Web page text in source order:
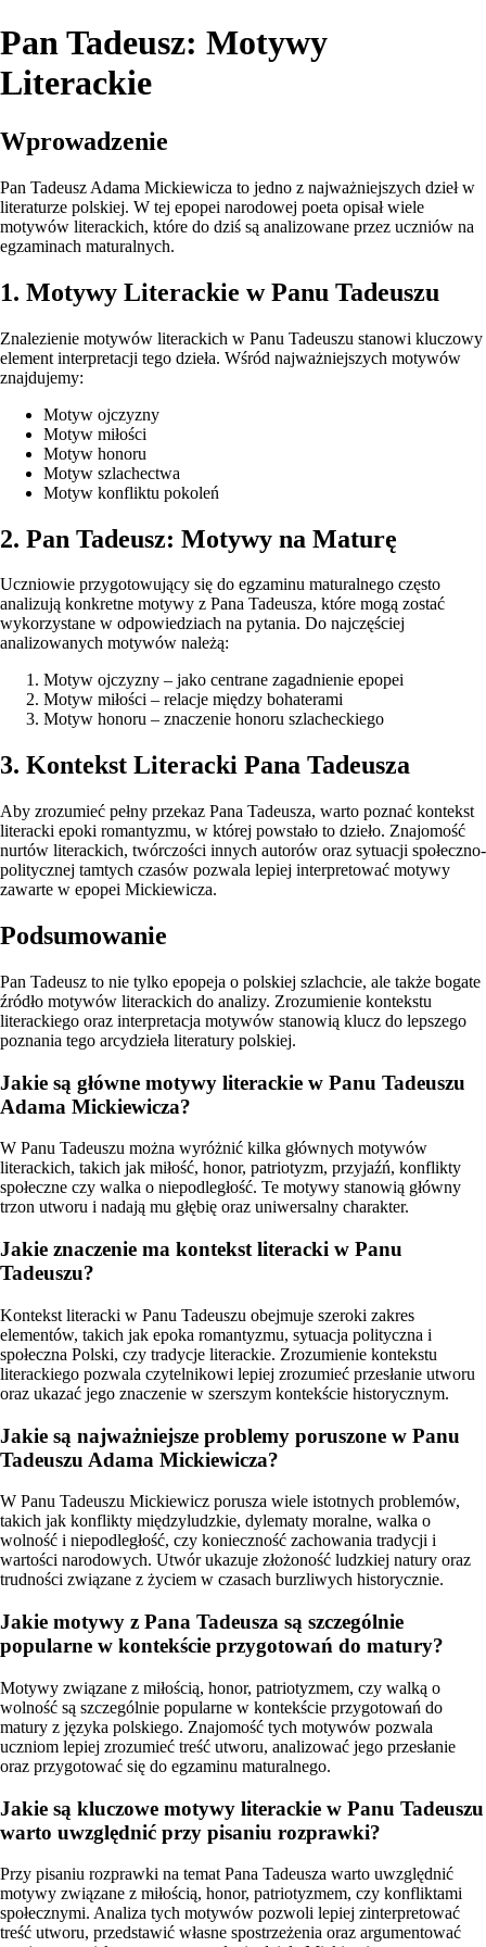
Pan Tadeusz: Motywy
Literackie
Wprowadzenie
Pan Tadeusz Adama Mickiewicza to jedno z najważniejszych dzieł w
literaturze polskiej. W tej epopei narodowej poeta opisał wiele
motywów literackich, które do dziś są analizowane przez uczniów na
egzaminach maturalnych.
1. Motywy Literackie w Panu Tadeuszu
Znalezienie motywów literackich w Panu Tadeuszu stanowi kluczowy
element interpretacji tego dzieła. Wśród najważniejszych motywów
znajdujemy:
Motyw ojczyzny
Motyw miłości
Motyw honoru
Motyw szlachectwa
Motyw konfliktu pokoleń
2. Pan Tadeusz: Motywy na Maturę
Uczniowie przygotowujący się do egzaminu maturalnego często
analizują konkretne motywy z Pana Tadeusza, które mogą zostać
wykorzystane w odpowiedziach na pytania. Do najczęściej
analizowanych motywów należą:
Motyw ojczyzny – jako centrane zagadnienie epopei
Motyw miłości – relacje między bohaterami
Motyw honoru – znaczenie honoru szlacheckiego
3. Kontekst Literacki Pana Tadeusza
Aby zrozumieć pełny przekaz Pana Tadeusza, warto poznać kontekst
literacki epoki romantyzmu, w której powstało to dzieło. Znajomość
nurtów literackich, twórczości innych autorów oraz sytuacji społeczno-
politycznej tamtych czasów pozwala lepiej interpretować motywy
zawarte w epopei Mickiewicza.
Podsumowanie
Pan Tadeusz to nie tylko epopeja o polskiej szlachcie, ale także bogate
źródło motywów literackich do analizy. Zrozumienie kontekstu
literackiego oraz interpretacja motywów stanowią klucz do lepszego
poznania tego arcydzieła literatury polskiej.
Jakie są główne motywy literackie w Panu Tadeuszu
Adama Mickiewicza?
W Panu Tadeuszu można wyróżnić kilka głównych motywów
literackich, takich jak miłość, honor, patriotyzm, przyjaźń, konflikty
społeczne czy walka o niepodległość. Te motywy stanowią główny
trzon utworu i nadają mu głębię oraz uniwersalny charakter.
Jakie znaczenie ma kontekst literacki w Panu
Tadeuszu?
Kontekst literacki w Panu Tadeuszu obejmuje szeroki zakres
elementów, takich jak epoka romantyzmu, sytuacja polityczna i
społeczna Polski, czy tradycje literackie. Zrozumienie kontekstu
literackiego pozwala czytelnikowi lepiej zrozumieć przesłanie utworu
oraz ukazać jego znaczenie w szerszym kontekście historycznym.
Jakie są najważniejsze problemy poruszone w Panu
Tadeuszu Adama Mickiewicza?
W Panu Tadeuszu Mickiewicz porusza wiele istotnych problemów,
takich jak konflikty międzyludzkie, dylematy moralne, walka o
wolność i niepodległość, czy konieczność zachowania tradycji i
wartości narodowych. Utwór ukazuje złożoność ludzkiej natury oraz
trudności związane z życiem w czasach burzliwych historycznie.
Jakie motywy z Pana Tadeusza są szczególnie
popularne w kontekście przygotowań do matury?
Motywy związane z miłością, honor, patriotyzmem, czy walką o
wolność są szczególnie popularne w kontekście przygotowań do
matury z języka polskiego. Znajomość tych motywów pozwala
uczniom lepiej zrozumieć treść utworu, analizować jego przesłanie
oraz przygotować się do egzaminu maturalnego.
Jakie są kluczowe motywy literackie w Panu Tadeuszu
warto uwzględnić przy pisaniu rozprawki?
Przy pisaniu rozprawki na temat Pana Tadeusza warto uwzględnić
motywy związane z miłością, honor, patriotyzmem, czy konfliktami
społecznymi. Analiza tych motywów pozwoli lepiej zinterpretować
treść utworu, przedstawić własne spostrzeżenia oraz argumentować